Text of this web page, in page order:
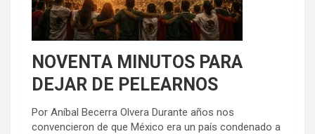
NOVENTA MINUTOS PARA
DEJAR DE PELEARNOS
Por Aníbal Becerra Olvera Durante años nos
convencieron de que México era un país condenado a